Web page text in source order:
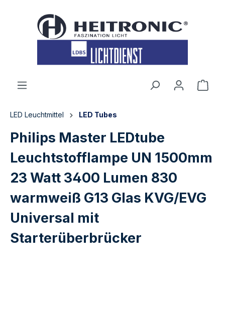
LED Leuchtmittel LED Tubes
Philips Master LEDtube
Leuchtstofflampe UN 1500mm
23 Watt 3400 Lumen 830
warmweiß G13 Glas KVG/EVG
Universal mit
Starterüberbrücker